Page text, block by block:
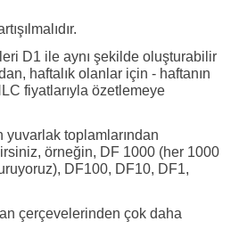
D1 ile aynı şekilde oluşturabilir
haftalık olanlar için - haftanın
fiyatlarıyla özetlemeye
toplamlarından
örneğin, DF 1000 (her 1000
DF100, DF10, DF1,
çerçevelerinden çok daha